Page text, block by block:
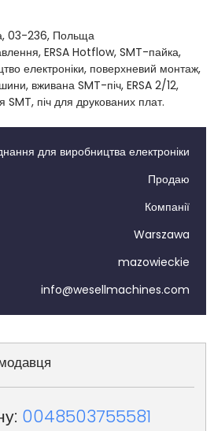
03-236, Польща
ERSA Hotflow, SMT-пайка,
електроніки, поверхневий монтаж,
вживана SMT-піч, ERSA 2/12,
SMT, піч для друкованих плат.
для виробництва електроніки
Продаю
Компанії
Warszawa
mazowieckie
info@wesellmachines.com
0048503755581